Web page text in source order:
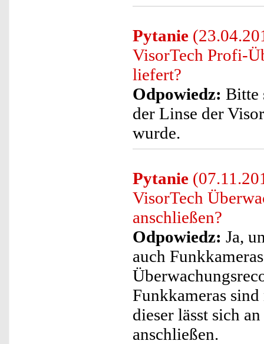
Pytanie
VisorTech Profi-
liefert?
Odpowiedz: Bitte
der Linse der
wurde.
Pytanie
VisorTech
anschließen?
Odpowiedz: Ja,
auch
Funkkameras
dieser lässt sich
anschließen.